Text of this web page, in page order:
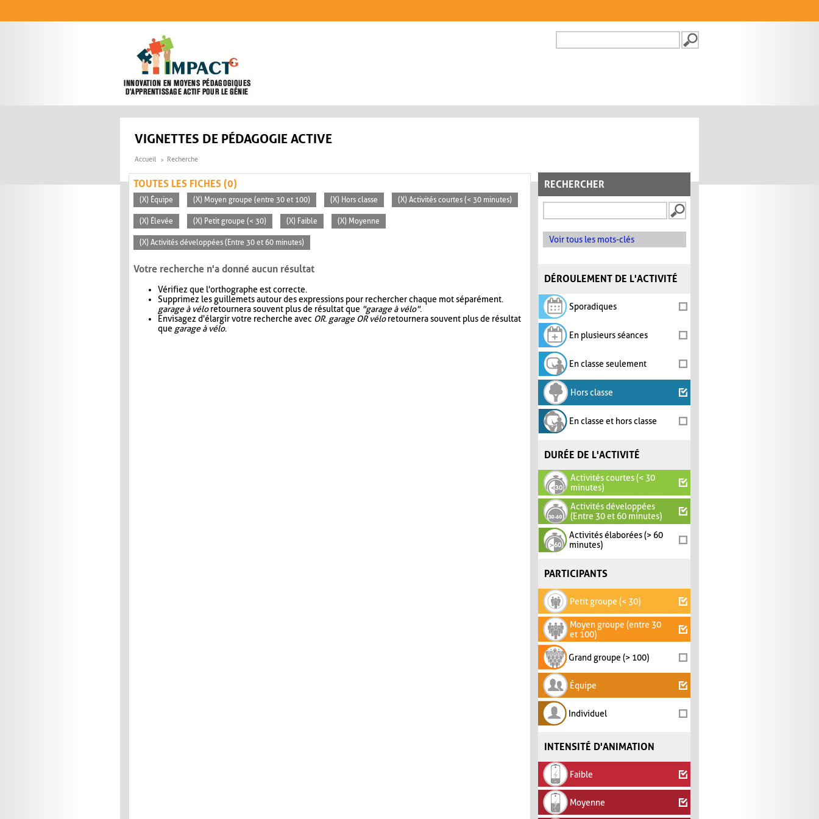
FORMULAIRE DE
VIGNETTES DE PÉDAGOGIE ACTIVE
Accueil Recherche
RECHERCHER
Voir tous les mots-clés
DÉROULEMENT DE L'ACTIVITÉ
Sporadiques
En plusieurs séances
En classe seulement
Hors classe
En classe et hors classe
DURÉE DE L'ACTIVITÉ
Activités courtes (< 30
minutes)
Activités développées
(Entre 30 et 60 minutes)
Activités élaborées (> 60
minutes)
PARTICIPANTS
Petit groupe (< 30)
Moyen groupe (entre 30
et 100)
Grand groupe (> 100)
Équipe
Individuel
INTENSITÉ D'ANIMATION
Faible
Moyenne
TOUTES LES FICHES (0)
(X) Équipe (X) Moyen groupe (entre 30 et 100) (X) Hors classe (X) Activités courtes (< 30 minutes)
(X) Élevée (X) Petit groupe (< 30) (X) Faible (X) Moyenne
(X) Activités développées (Entre 30 et 60 minutes)
Votre recherche n'a donné aucun résultat
Vérifiez que l'orthographe est correcte.
Supprimez les guillemets autour des expressions pour rechercher chaque mot séparément.
garage à véloretournera souvent plus de résultat que "garage à vélo".
Envisagez d'élargir votre recherche avec OR. garage OR véloretournera souvent plus de résultat
que garage à vélo.